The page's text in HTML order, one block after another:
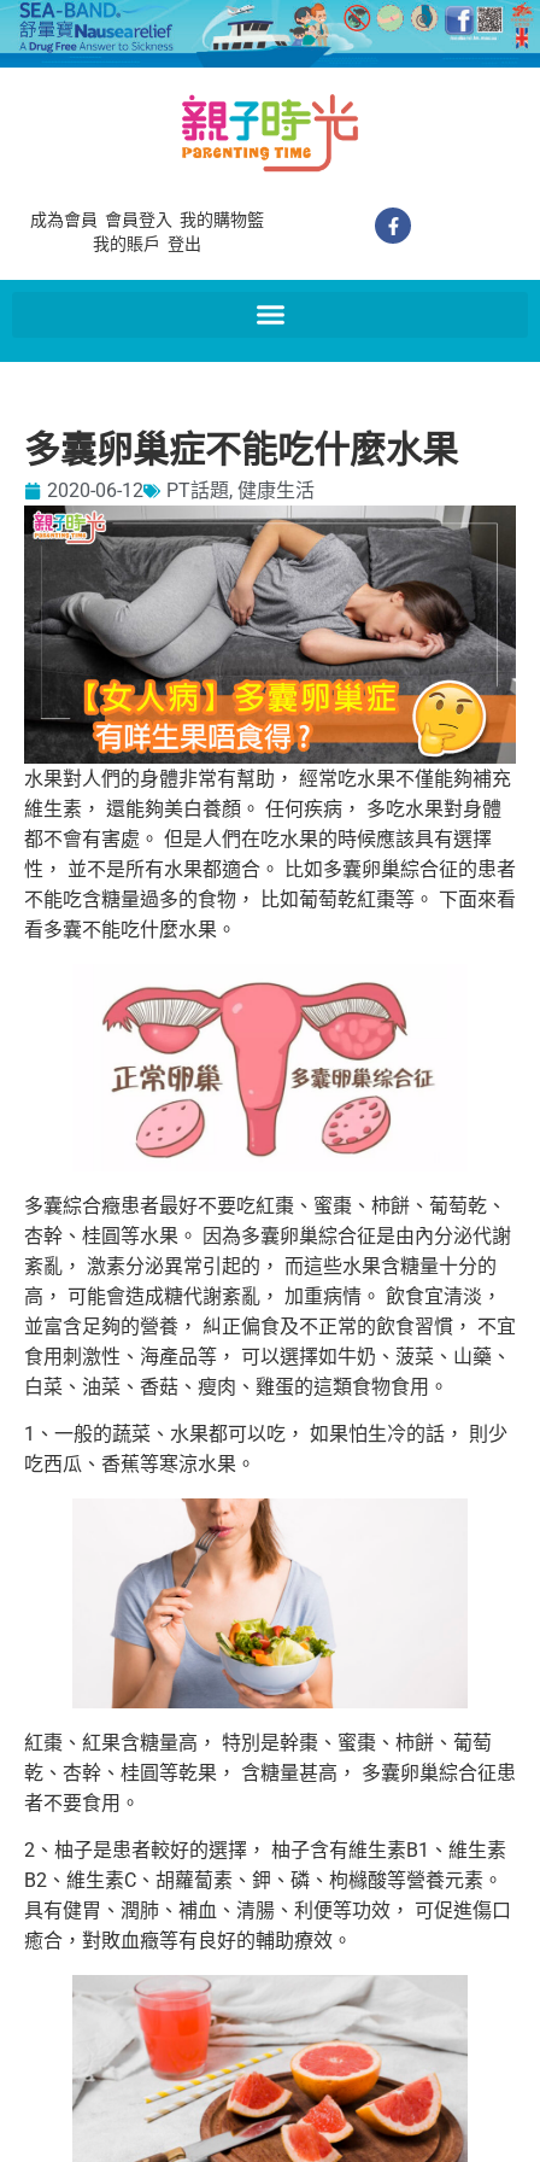
成為會員 會員登入 我的購物籃
我的賬戶 登出
多囊卵巢症不能吃什麼水果
2020-06-12 PT話題, 健康生活
水果對人們的身體非常有幫助， 經常吃水果不僅能夠補充
維生素， 還能夠美白養顏。 任何疾病， 多吃水果對身體
都不會有害處。 但是人們在吃水果的時候應該具有選擇
性， 並不是所有水果都適合。 比如多囊卵巢綜合征的患者
不能吃含糖量過多的食物， 比如葡萄乾紅棗等。 下面來看
看多囊不能吃什麼水果。
多囊綜合癥患者最好不要吃紅棗、蜜棗、柿餅、葡萄乾、
杏幹、桂圓等水果。 因為多囊卵巢綜合征是由內分泌代謝
紊亂， 激素分泌異常引起的， 而這些水果含糖量十分的
高， 可能會造成糖代謝紊亂， 加重病情。 飲食宜清淡，
並富含足夠的營養， 糾正偏食及不正常的飲食習慣， 不宜
食用刺激性、海產品等， 可以選擇如牛奶、菠菜、山藥、
白菜、油菜、香菇、瘦肉、雞蛋的這類食物食用。
1、一般的蔬菜、水果都可以吃， 如果怕生冷的話， 則少
吃西瓜、香蕉等寒涼水果。
紅棗、紅果含糖量高， 特別是幹棗、蜜棗、柿餅、葡萄
乾、杏幹、桂圓等乾果， 含糖量甚高， 多囊卵巢綜合征患
者不要食用。
2、柚子是患者較好的選擇， 柚子含有維生素B1、維生素
B2、維生素C、胡蘿蔔素、鉀、磷、枸櫞酸等營養元素。
具有健胃、潤肺、補血、清腸、利便等功效， 可促進傷口
癒合，對敗血癥等有良好的輔助療效。